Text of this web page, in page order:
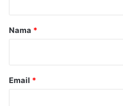
rNama *
Email *